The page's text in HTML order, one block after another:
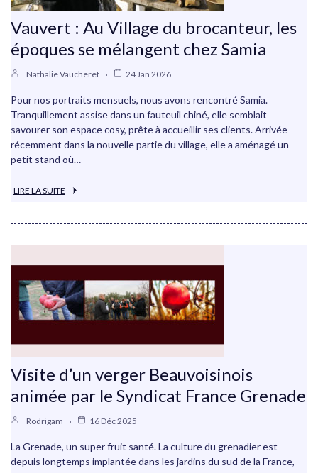
Vauvert : Au Village du brocanteur, les
époques se mélangent chez Samia
Nathalie Vaucheret 24 Jan 2026
Pour nos portraits mensuels, nous avons rencontré Samia.
Tranquillement assise dans un fauteuil chiné, elle semblait
savourer son espace cosy, prête à accueillir ses clients. Arrivée
récemment dans la nouvelle partie du village, elle a aménagé un
petit stand où…
LIRE LA SUITE
Visite d’un verger Beauvoisinois
animée par le Syndicat France Grenade
Rodrigam 16 Déc 2025
La Grenade, un super fruit santé. La culture du grenadier est
depuis longtemps implantée dans les jardins du sud de la France,